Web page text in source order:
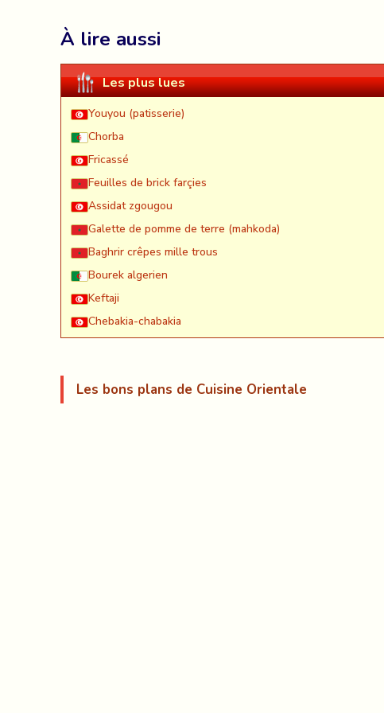
À lire aussi
Les plus lues
Youyou (patisserie)
Chorba
Fricassé
Feuilles de brick farçies
Assidat zgougou
Galette de pomme de terre (mahkoda)
Baghrir crêpes mille trous
Bourek algerien
Keftaji
Chebakia-chabakia
Les bons plans de Cuisine Orientale